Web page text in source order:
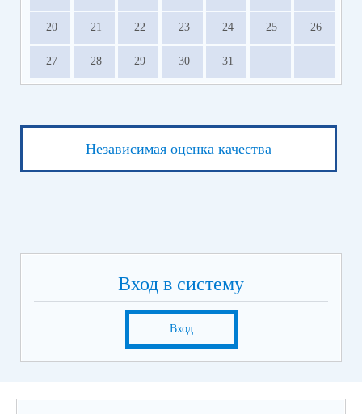
20 21 22 23 24 25 26
27 28 29 30 31
Независимая оценка качества
Вход в систему
Вход